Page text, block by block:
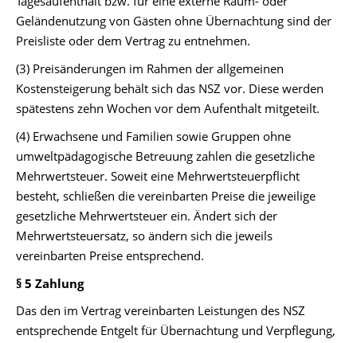
Geländenutzung von Gästen ohne Übernachtung sind der
Preisliste oder dem Vertrag zu entnehmen.
(3) Preisänderungen im Rahmen der allgemeinen
Kostensteigerung behält sich das NSZ vor. Diese werden
spätestens zehn Wochen vor dem Aufenthalt mitgeteilt.
(4) Erwachsene und Familien sowie Gruppen ohne
umweltpädagogische Betreuung zahlen die gesetzliche
Mehrwertsteuer. Soweit eine Mehrwertsteuerpflicht
besteht, schließen die vereinbarten Preise die jeweilige
gesetzliche Mehrwertsteuer ein. Ändert sich der
Mehrwertsteuersatz, so ändern sich die jeweils
vereinbarten Preise entsprechend.
§ 5 Zahlung
Das den im Vertrag vereinbarten Leistungen des NSZ
entsprechende Entgelt für Übernachtung und Verpflegung,